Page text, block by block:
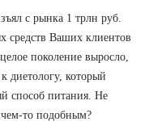
с рынка 1 трлн руб.
средств Ваших клиентов
поколение выросло,
диетологу, который
способ питания. Не
то подобным?